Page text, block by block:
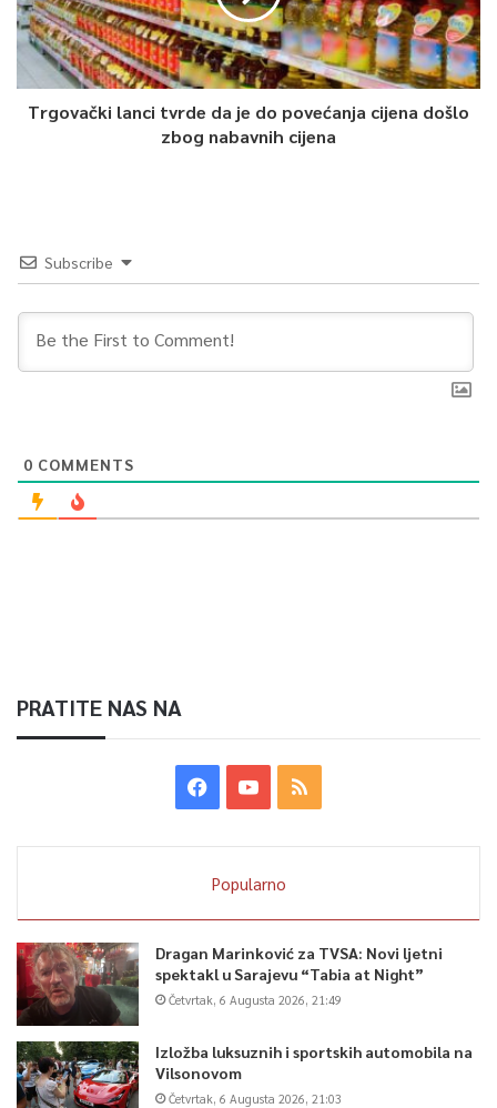
Trgovački lanci tvrde da je do povećanja cijena došlo
zbog nabavnih cijena
Subscribe
0 COMMENTS
PRATITE NAS NA
Popularno
Dragan Marinković za TVSA: Novi ljetni
spektakl u Sarajevu “Tabia at Night”
Četvrtak, 6 Augusta 2026, 21:49
Izložba luksuznih i sportskih automobila na
Vilsonovom
Četvrtak, 6 Augusta 2026, 21:03